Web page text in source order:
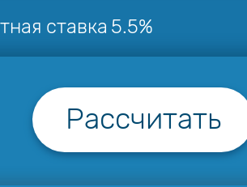
ставка 5.5%
Рассчитать